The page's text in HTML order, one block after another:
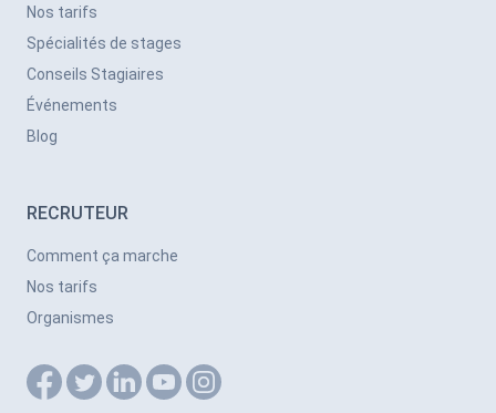
Nos tarifs
Spécialités de stages
Conseils Stagiaires
Événements
Blog
RECRUTEUR
Comment ça marche
Nos tarifs
Organismes